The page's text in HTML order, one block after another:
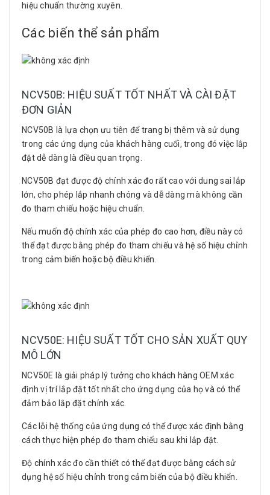
hiệu chuẩn thường xuyên.
Các biến thể sản phẩm
NCV50B: HIỆU SUẤT TỐT NHẤT VÀ CÀI ĐẶT
ĐƠN GIẢN
NCV50B là lựa chọn ưu tiên để trang bị thêm và sử dụng
trong các ứng dụng của khách hàng cuối, trong đó việc lắp
đặt dễ dàng là điều quan trọng.
NCV50B đạt được độ chính xác đo rất cao với dung sai lắp
lớn, cho phép lắp nhanh chóng và dễ dàng mà không cần
đo tham chiếu hoặc hiệu chuẩn.
Nếu muốn độ chính xác của phép đo cao hơn, điều này có
thể đạt được bằng phép đo tham chiếu và hệ số hiệu chỉnh
trong cảm biến hoặc bộ điều khiển.
NCV50E: HIỆU SUẤT TỐT CHO SẢN XUẤT QUY
MÔ LỚN
NCV50E là giải pháp lý tưởng cho khách hàng OEM xác
định vị trí lắp đặt tốt nhất cho ứng dụng của họ và có thể
đảm bảo lắp đặt chính xác.
Các lỗi hệ thống của ứng dụng có thể được xác định bằng
cách thực hiện phép đo tham chiếu sau khi lắp đặt.
Độ chính xác đo cần thiết có thể đạt được bằng cách sử
dụng hệ số hiệu chỉnh trong cảm biến của bộ điều khiển.